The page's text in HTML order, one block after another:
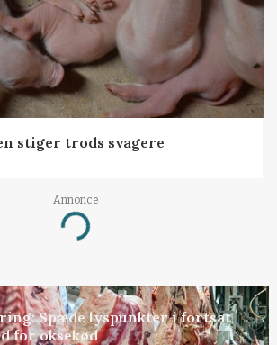
stiger trods svagere
Annonce
Loading...
Spæde lyspunkter i fortsat
for oksekød